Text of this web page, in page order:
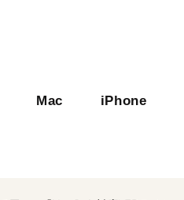
Mac iPhone